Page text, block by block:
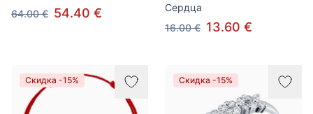
64.00 € 54.40 €
Сердца
16.00 € 13.60 €
Скидка -15% Скидка -15%